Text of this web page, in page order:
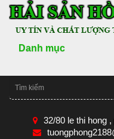
Danh mục
32/80 le thi hong